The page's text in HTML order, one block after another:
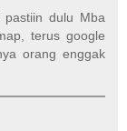
dulu Mba
terus google
orang enggak